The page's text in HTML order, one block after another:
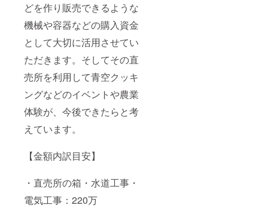
どを作り販売できるような
機械や容器などの購入資金
として大切に活用させてい
ただきます。そしてその直
売所を利用して青空クッキ
ングなどのイベントや農業
体験が、今後できたらと考
えています。
【金額内訳目安】
・直売所の箱・水道工事・
電気工事：220万